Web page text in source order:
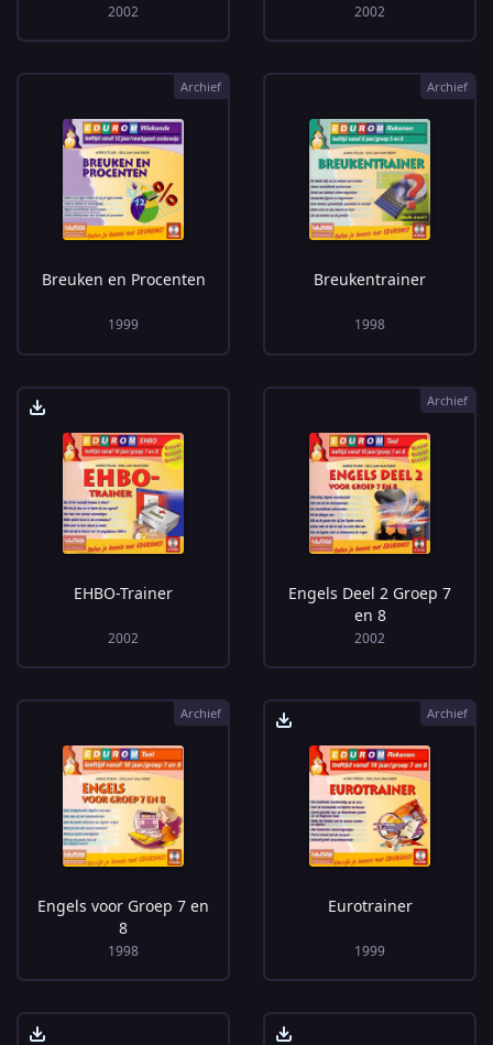
2002 2002
Breuken en Procenten
1999
Archief
Breukentrainer
1998
Archief
EHBO-Trainer
2002
Engels Deel 2 Groep 7
en 8
2002
Archief
Engels voor Groep 7 en
8
1998
Archief
Eurotrainer
1999
Archief